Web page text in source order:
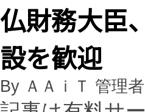
仏財務大臣
設を歓迎
By ＡＡｉＴ 管理者